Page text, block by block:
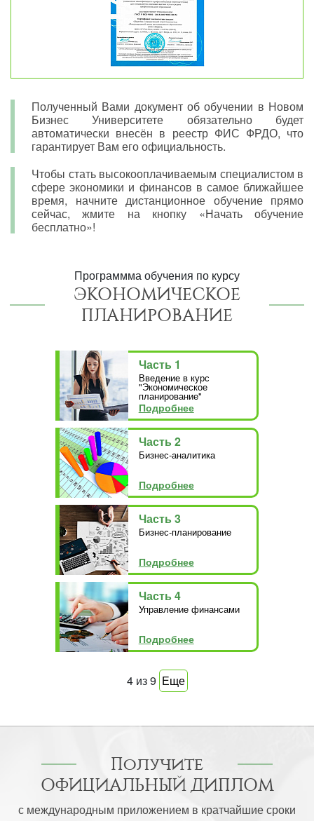
Полученный Вами документ об обучении в Новом
Бизнес Университете обязательно будет
автоматически внесён в реестр ФИС ФРДО, что
гарантирует Вам его официальность.
Чтобы стать высокооплачиваемым специалистом в
сфере экономики и финансов в самое ближайшее
время, начните дистанционное обучение прямо
сейчас, жмите на кнопку «Начать обучение
бесплатно»!
Программма обучения по курсу
ЭКОНОМИЧЕСКОЕ
ПЛАНИРОВАНИЕ
Часть 1
Введение в курс
"Экономическое
планирование"
Подробнее
Часть 2
Бизнес-аналитика
Подробнее
Часть 3
Бизнес-планирование
Подробнее
Часть 4
Управление финансами
Подробнее
4из9 Еще
Получите
ОФИЦИАЛЬНЫЙ ДИПЛОМ
с международным приложением в кратчайшие сроки